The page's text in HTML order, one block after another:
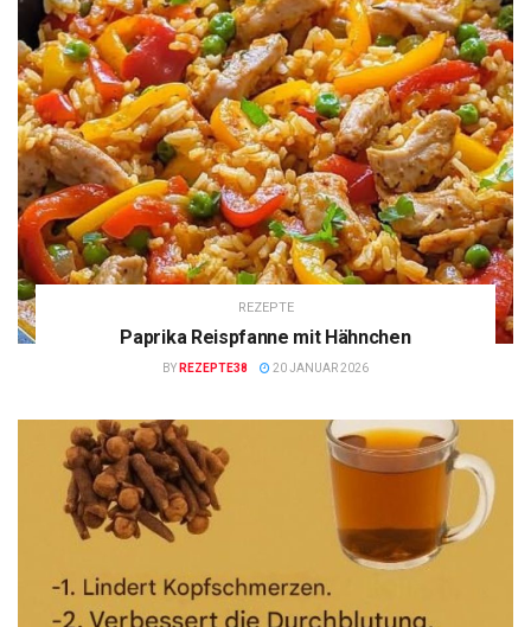
REZEPTE
Paprika Reispfanne mit Hähnchen
BY REZEPTE38 20 JANUAR 2026